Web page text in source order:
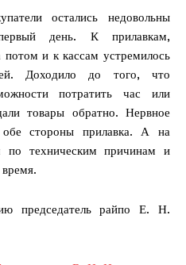
остались недовольны
день. К прилавкам,
потом и к кассам устремилось
Доходило до того, что
потратить час или
товары обратно. Нервное
обе стороны прилавка. А на
по техническим причинам и
председатель райпо Е. Н.